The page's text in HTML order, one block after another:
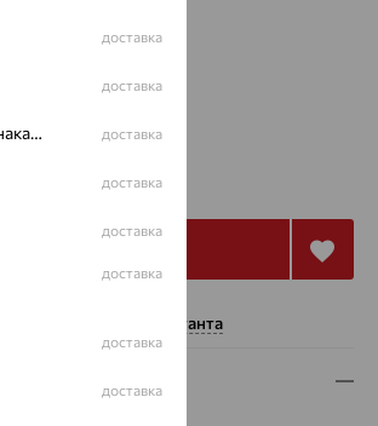
Нужна помощь консультанта
доставка
доставка
Актюбинский, Азнакаевский район доставка
доставка
доставка
доставка
доставка
доставка